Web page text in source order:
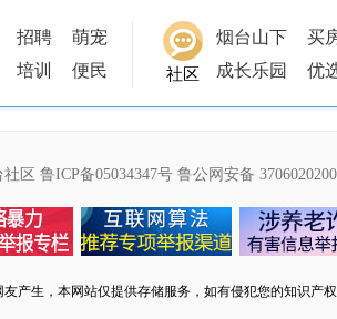
招聘
萌宠
培训 便民 社区
烟台山下 买
成长乐园
优
区 鲁ICP备05034347号 鲁公网安备
产生，本网站仅提供存储服务，如有侵犯您的知识产